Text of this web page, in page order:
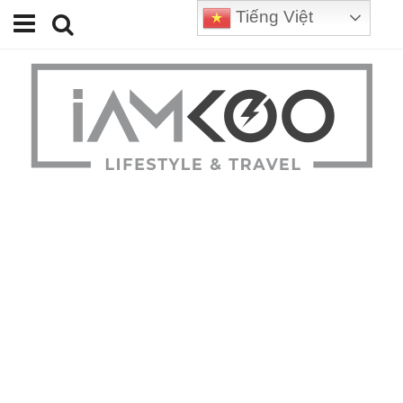
Home
Travel
Lifestyle
Tiếng Việt